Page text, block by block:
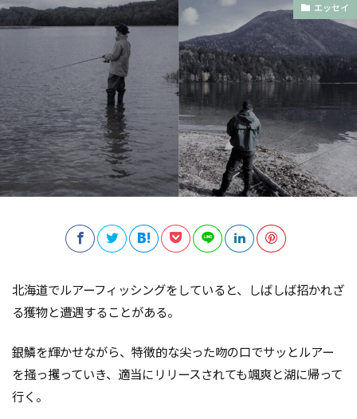
エッセイ
北海道でルアーフィッシングをしていると、しばしば招かれざ
る獲物と遭遇することがある。
銀鱗を輝かせながら、特徴的な尖った吻の口でサッとルアー
を掻っ攫っていき、適当にリリースされても颯爽と湖に帰って
行く。